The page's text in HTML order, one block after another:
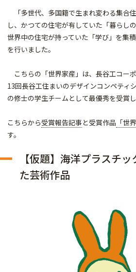
「多世代、多国籍で生まれ変わる集合
し、かつての住宅が有していた「暮らし
世界中の住宅が持っていた「学び」を集
を行いました。
こちらの「世界家産」は、長谷工コー
13回長谷工住まいのデザインコンペティ
の修士の学生チームとして最優秀を受賞
こちらから受賞報告記事と受賞作品 「世
す。
【仮題】海洋プラスチ
た芸術作品